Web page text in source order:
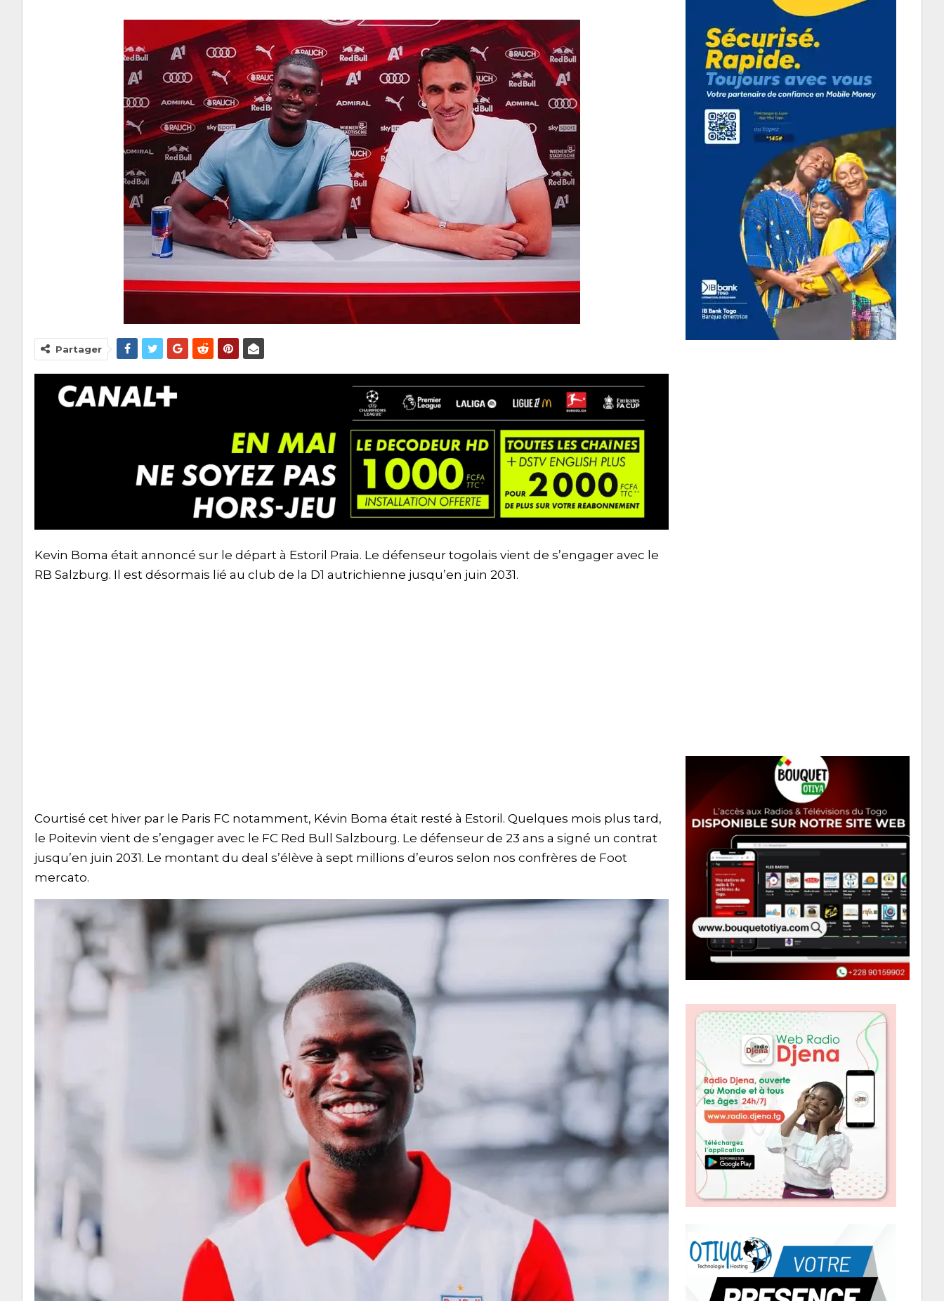
Partager
Kevin Boma était annoncé sur le départ à Estoril Praia. Le défenseur togolais vient de s’engager avec le
RB Salzburg. Il est désormais lié au club de la D1 autrichienne jusqu’en juin 2031.
Courtisé cet hiver par le Paris FC notamment, Kévin Boma était resté à Estoril. Quelques mois plus tard,
le Poitevin vient de s’engager avec le FC Red Bull Salzbourg. Le défenseur de 23 ans a signé un contrat
jusqu’en juin 2031. Le montant du deal s’élève à sept millions d’euros selon nos confrères de Foot
mercato.